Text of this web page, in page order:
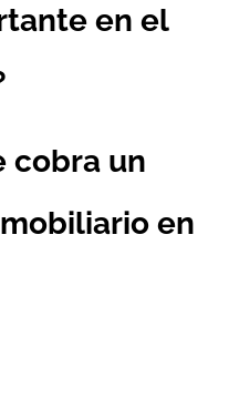
en el
cobra un
en